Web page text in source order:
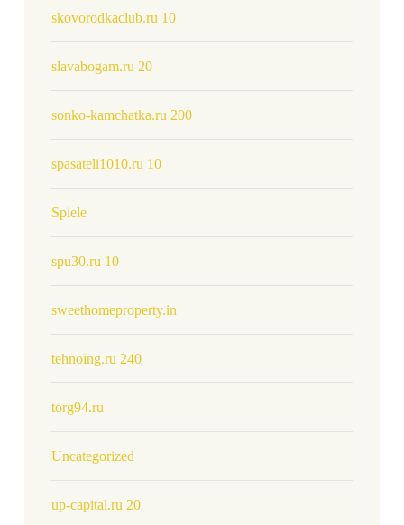
skovorodkaclub.ru 10
slavabogam.ru 20
sonko-kamchatka.ru 200
spasateli1010.ru 10
Spiele
spu30.ru 10
sweethomeproperty.in
tehnoing.ru 240
torg94.ru
Uncategorized
up-capital.ru 20